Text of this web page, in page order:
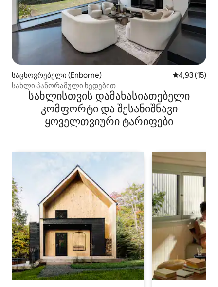
საცხოვრებელი (Enborne) საშუალო
4,93 (15)
სახლი პანორამული ხედებით
სახლისთვის დამახასიათებელი
კომფორტი და შესანიშნავი
ყოველთვიური ტარიფები